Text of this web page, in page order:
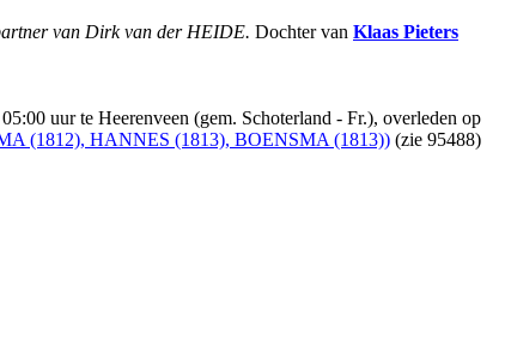
van Dirk van der HEIDE. Dochter van Klaas Pieters
uur te Heerenveen (gem. Schoterland - Fr.), overleden op
(1812), HANNES (1813), BOENSMA (1813)) (zie 95488)